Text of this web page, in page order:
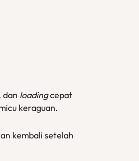
dan loadingcepat
keraguan.
kembali setelah